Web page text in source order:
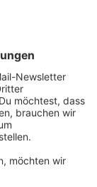
die
schützen,
Als er im